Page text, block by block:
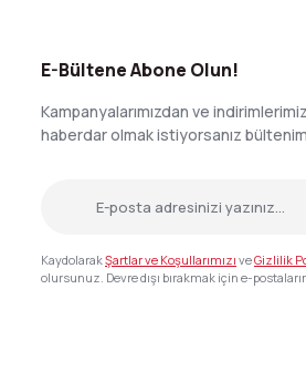
E-Bültene Abone Olun!
Kampanyalarımızdan ve
haberdar olmak istiyorsanız
KaydolarakŞartlar ve Koşullarımızı veGizlilik
olursunuz. Devre dışı bırakmak için e-